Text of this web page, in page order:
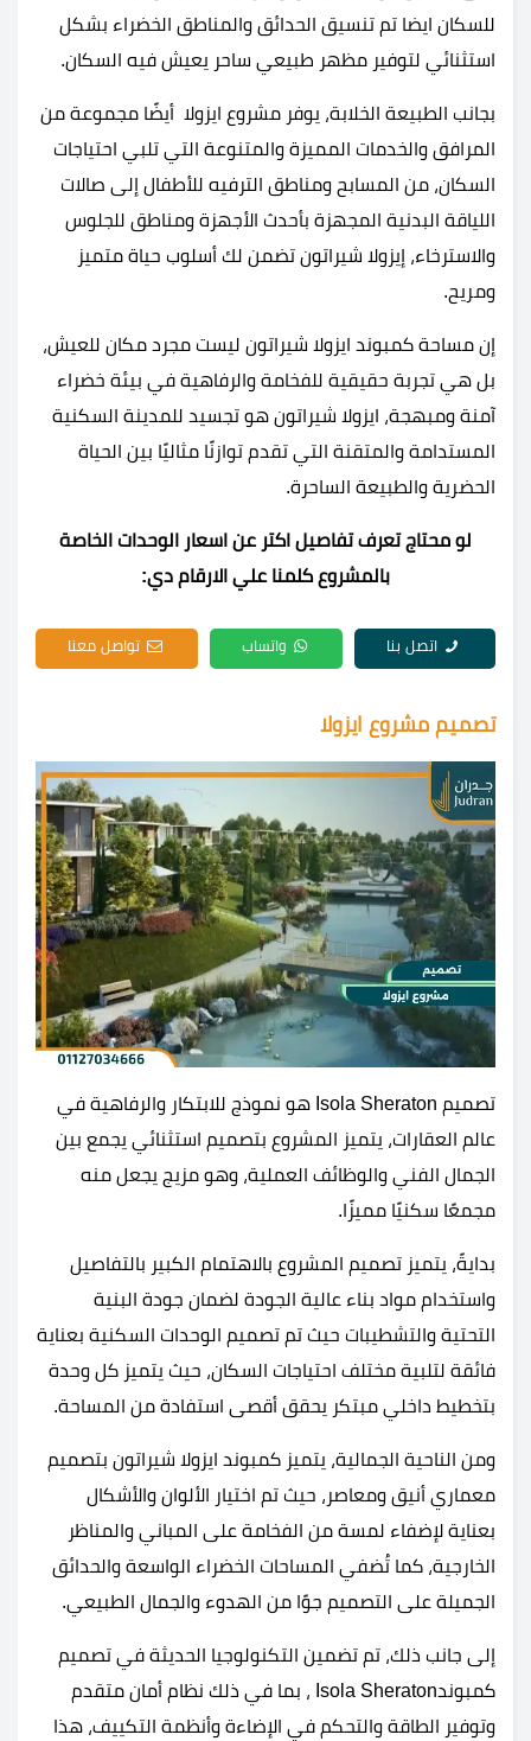
للسكان ايضا تم تنسيق الحدائق والمناطق الخضراء بشكل
استثنائي لتوفير مظهر طبيعي ساحر يعيش فيه السكان.
بجانب الطبيعة الخلابة، يوفر مشروع ايزولا أيضًا مجموعة من
المرافق والخدمات المميزة والمتنوعة التي تلبي احتياجات
السكان، من المسابح ومناطق الترفيه للأطفال إلى صالات
اللياقة البدنية المجهزة بأحدث الأجهزة ومناطق للجلوس
والاسترخاء، إيزولا شيراتون تضمن لك أسلوب حياة متميز
ومريح.
إن مساحة كمبوند ايزولا شيراتون ليست مجرد مكان للعيش،
بل هي تجربة حقيقية للفخامة والرفاهية في بيئة خضراء
آمنة ومبهجة، ايزولا شيراتون هو تجسيد للمدينة السكنية
المستدامة والمتقنة التي تقدم توازنًا مثاليًا بين الحياة
الحضرية والطبيعة الساحرة.
لو محتاج تعرف تفاصيل اكتر عن اسعار الوحدات الخاصة
بالمشروع كلمنا علي الارقام دي:
اتصل بنا واتساب تواصل معنا
تصميم مشروع ايزولا
تصميم Isola Sheraton هو نموذج للابتكار والرفاهية في
عالم العقارات، يتميز المشروع بتصميم استثنائي يجمع بين
الجمال الفني والوظائف العملية، وهو مزيج يجعل منه
مجمعًا سكنيًا مميزًا.
بدايةً، يتميز تصميم المشروع بالاهتمام الكبير بالتفاصيل
واستخدام مواد بناء عالية الجودة لضمان جودة البنية
التحتية والتشطيبات حيث تم تصميم الوحدات السكنية بعناية
فائقة لتلبية مختلف احتياجات السكان، حيث يتميز كل وحدة
بتخطيط داخلي مبتكر يحقق أقصى استفادة من المساحة.
ومن الناحية الجمالية، يتميز كمبوند ايزولا شيراتون بتصميم
معماري أنيق ومعاصر، حيث تم اختيار الألوان والأشكال
بعناية لإضفاء لمسة من الفخامة على المباني والمناظر
الخارجية، كما تُضفي المساحات الخضراء الواسعة والحدائق
الجميلة على التصميم جوًا من الهدوء والجمال الطبيعي.
إلى جانب ذلك، تم تضمين التكنولوجيا الحديثة في تصميم
كمبوندIsola Sheraton ، بما في ذلك نظام أمان متقدم
وتوفير الطاقة والتحكم في الإضاءة وأنظمة التكييف، هذا